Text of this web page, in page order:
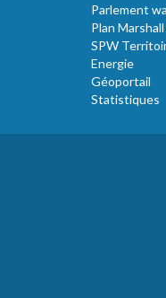
Parlement
Plan
SPW
Energie
Géoportail
Statistiques